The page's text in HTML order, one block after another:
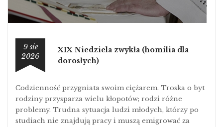
9 sie
2026
XIX Niedziela zwykła (homilia dla
dorosłych)
Codzienność przygniata swoim ciężarem. Troska o byt
rodziny przysparza wielu kłopotów; rodzi różne
problemy. Trudna sytuacja ludzi młodych, którzy po
studiach nie znajdują pracy i muszą emigrować za